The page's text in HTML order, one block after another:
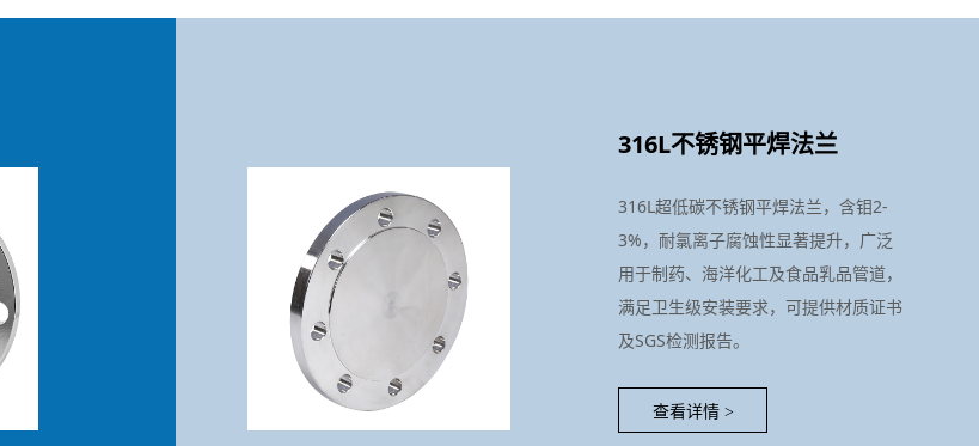
316L不锈钢平焊法兰
316L超低碳不锈钢平焊法兰，含钼2-
3%，耐氯离子腐蚀性显著提升，广泛
用于制药、海洋化工及食品乳品管道，
满足卫生级安装要求，可提供材质证书
及SGS检测报告。
查看详情 >